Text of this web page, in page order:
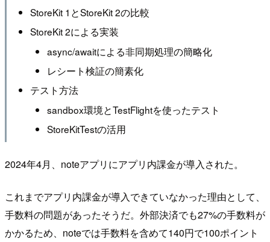
StoreKit 1とStoreKit 2の比較
StoreKit 2による実装
async/awaitによる非同期処理の簡略化
レシート検証の簡素化
テスト方法
sandbox環境とTestFlightを使ったテスト
StoreKitTestの活用
2024年4月、noteアプリにアプリ内課金が導入された。
これまでアプリ内課金が導入できていなかった理由として、
手数料の問題があったそうだ。外部決済でも27%の手数料が
かかるため、noteでは手数料を含めて140円で100ポイント